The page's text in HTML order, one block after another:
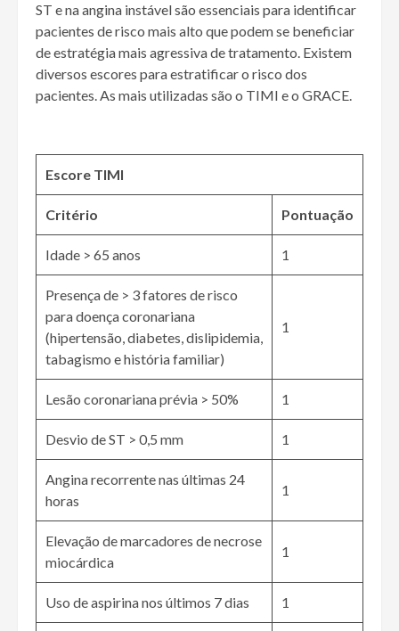
ST e na angina instável são essenciais para identificar
pacientes de risco mais alto que podem se beneficiar
de estratégia mais agressiva de tratamento. Existem
diversos escores para estratificar o risco dos
pacientes. As mais utilizadas são o TIMI e o GRACE.
Escore TIMI
Critério Pontuação
Idade > 65 anos 1
Presença de > 3 fatores de risco
para doença coronariana
(hipertensão, diabetes, dislipidemia,
tabagismo e história familiar)
1
Lesão coronariana prévia > 50% 1
Desvio de ST > 0,5 mm 1
Angina recorrente nas últimas 24
horas
1
Elevação de marcadores de necrose
miocárdica
1
Uso de aspirina nos últimos 7 dias 1